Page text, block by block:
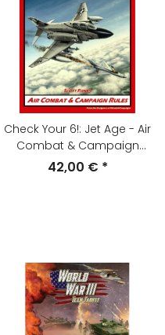
Check Your 6!: Jet Age - Air
Combat & Campaign
Rules
42,00 € *